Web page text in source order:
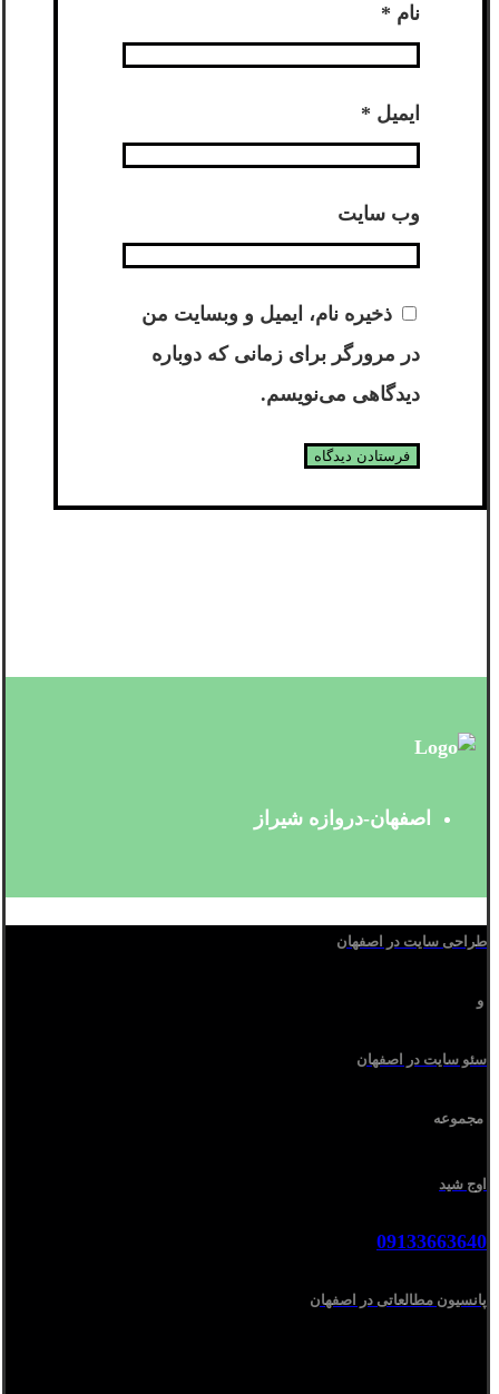
نام *
ایمیل *
وب‌ سایت
ذخیره نام، ایمیل و وبسایت من
در مرورگر برای زمانی که دوباره
دیدگاهی می‌نویسم.
اصفهان-دروازه شیراز
طراحی سایت در اصفهان
و
سئو سایت در اصفهان
مجموعه
اوج شید
09133663640
پانسیون مطالعاتی در اصفهان